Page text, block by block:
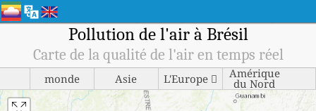
Pollution de l'air à Brésil
Carte de la qualité de l'air en temps réel
monde Asie L'Europe  Amérique
du Nord